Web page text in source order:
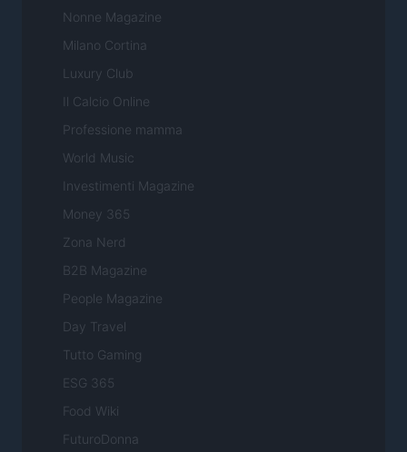
Nonne Magazine
Milano Cortina
Luxury Club
Il Calcio Online
Professione mamma
World Music
Investimenti Magazine
Money 365
Zona Nerd
B2B Magazine
People Magazine
Day Travel
Tutto Gaming
ESG 365
Food Wiki
FuturoDonna